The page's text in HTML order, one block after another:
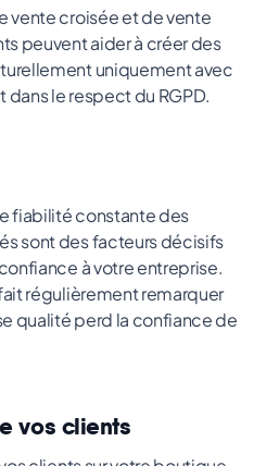
vente croisée et de vente
peuvent aider à créer des
uniquement avec
le respect du RGPD.
fiabilité constante des
sont des facteurs décisifs
à votre entreprise.
régulièrement remarquer
qualité perd la confiance de
vos clients